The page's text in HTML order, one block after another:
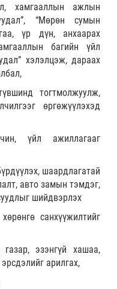
хамгааллын ажлын
“Мөрөн сумын
үр дүн, анхаарах
багийн үйл
хэлэлцэж, дараах
тогтмолжуулж,
өргөжүүлэхэд
үйл ажиллагааг
шаардлагатай
авто замын тэмдэг,
шийдвэрлэх
санхүүжилтийг
эзэнгүй хашаа,
арилгах,